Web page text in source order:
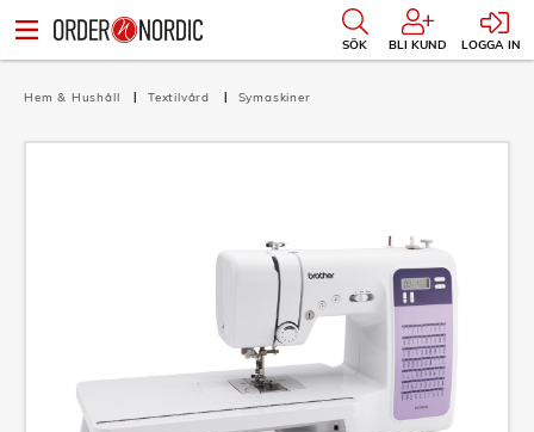
SÖK BLI KUND LOGGA IN
Hem & Hushåll Textilvård Symaskiner